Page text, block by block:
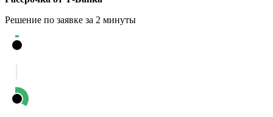
Решение по заявке за 2 минуты